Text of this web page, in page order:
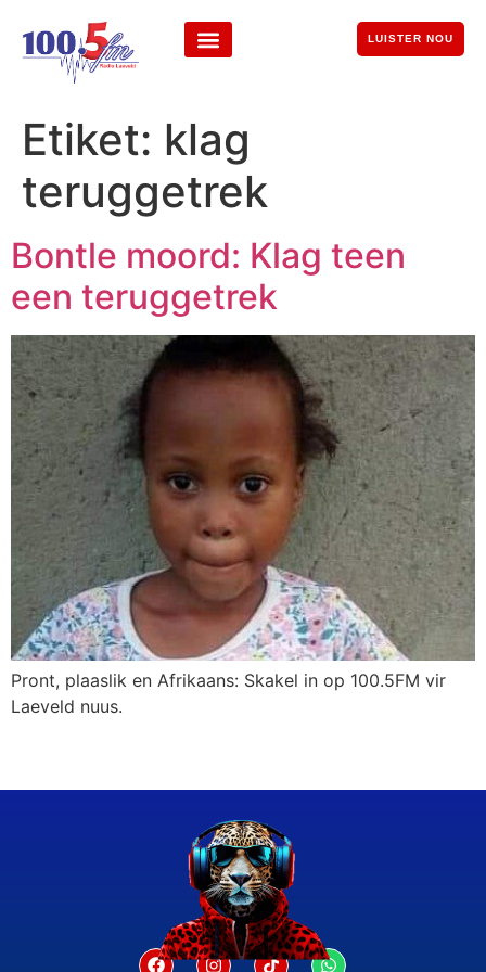
LUISTER NOU
Etiket: klag
teruggetrek
Bontle moord: Klag teen
een teruggetrek
Pront, plaaslik en Afrikaans: Skakel in op 100.5FM vir
Laeveld nuus.